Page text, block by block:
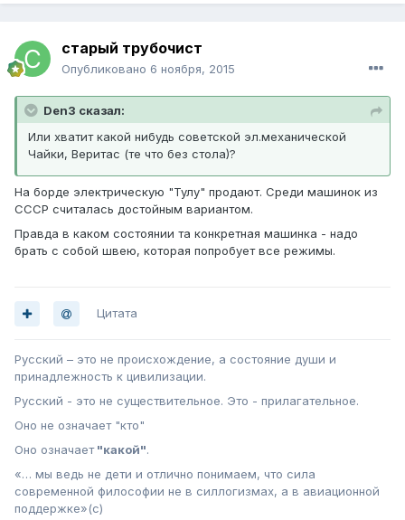
старый трубочист
Опубликовано 6 ноября, 2015
Den3 сказал:
Или хватит какой нибудь советской эл.механической
Чайки, Веритас (те что без стола)?
На борде электрическую "Тулу" продают. Среди машинок из
СССР считалась достойным вариантом.
Правда в каком состоянии та конкретная машинка - надо
брать с собой швею, которая попробует все режимы.
Цитата
Русский – это не происхождение, а состояние души и
принадлежность к цивилизации.
Русский - это не существительное. Это - прилагательное.
Оно не означает "кто"
Оно означает"какой".
«… мы ведь не дети и отлично понимаем, что сила
современной философии не в силлогизмах, а в авиационной
поддержке»(с)